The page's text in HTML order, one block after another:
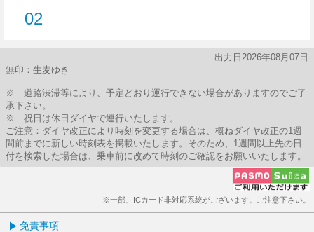
02
出力日2026年08月07日
無印：生麦ゆき
※ 道路渋滞等により、予定どおり運行できない場合がありますのでご了
承下さい。
※ 祝日は休日ダイヤで運行いたします。
ご注意：ダイヤ改正により時刻を変更する場合は、概ねダイヤ改正の1週
間前までに新しい時刻表を掲載いたします。そのため、1週間以上先の日
付を検索した場合は、乗車前に改めて時刻のご確認をお願いいたします。
※一部、ICカード非対応系統がございます。ご注意下さい。
免責事項